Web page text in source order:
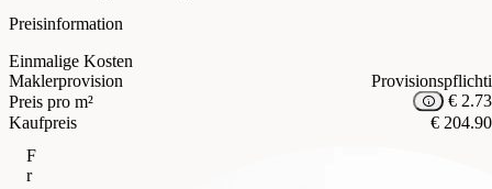
Preisinformation
Einmalige Kosten
Maklerprovision
Preis pro m²
€
Kaufpreis
€
F
r